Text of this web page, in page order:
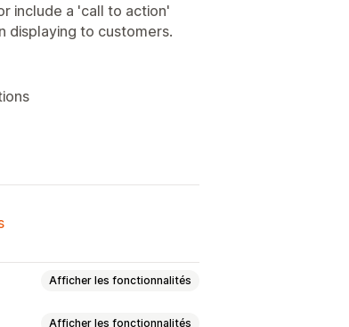
include a 'call to action'
displaying to customers.
Afficher les fonctionnalités
Afficher les fonctionnalités